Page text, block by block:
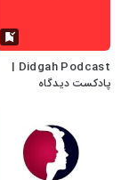
Didgah Podcast |
پادکست دیدگاه